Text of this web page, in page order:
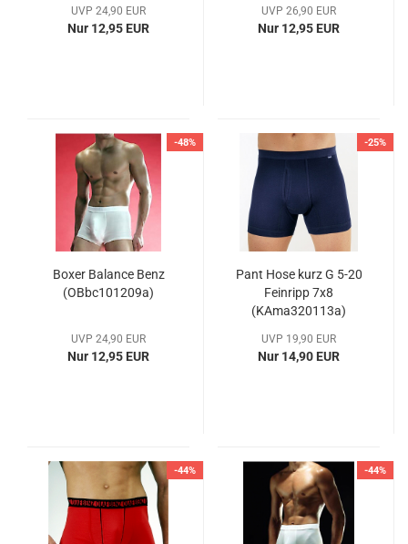
UVP 24,90 EUR
Nur 12,95 EUR
UVP 26,90 EUR
Nur 12,95 EUR
-48%
Boxer Balance Benz
(OBbc101209a)
UVP 24,90 EUR
Nur 12,95 EUR
-25%
Pant Hose kurz G 5-20
Feinripp 7x8
(KAma320113a)
UVP 19,90 EUR
Nur 14,90 EUR
-44% -44%